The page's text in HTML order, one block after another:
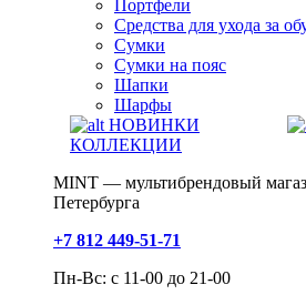
Портфели
Средства для ухода за
Сумки
Сумки на пояс
Шапки
Шарфы
НОВИНКИ
КОЛЛЕКЦИИ
MINT — мультибрендовый
Петербурга
+7 812 449-51-71
Пн-Вс: с 11-00 до 21-00